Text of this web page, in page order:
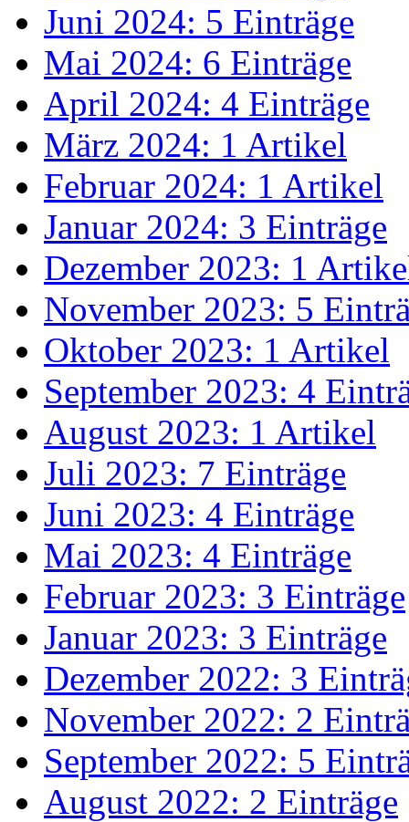
Juni 2024: 5 Einträge
Mai 2024: 6 Einträge
April 2024: 4 Einträge
März 2024: 1 Artikel
Februar 2024: 1 Artikel
Januar 2024: 3 Einträge
Dezember 2023: 1
November 2023: 5
Oktober 2023: 1 Artikel
September 2023: 4
August 2023: 1 Artikel
Juli 2023: 7 Einträge
Juni 2023: 4 Einträge
Mai 2023: 4 Einträge
Februar 2023: 3 Einträge
Januar 2023: 3 Einträge
Dezember 2022: 3
November 2022: 2
September 2022: 5
August 2022: 2 Einträge